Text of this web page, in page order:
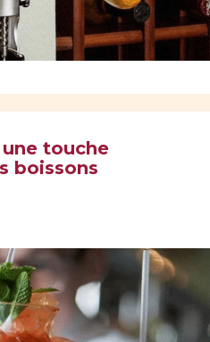
une touche
boissons